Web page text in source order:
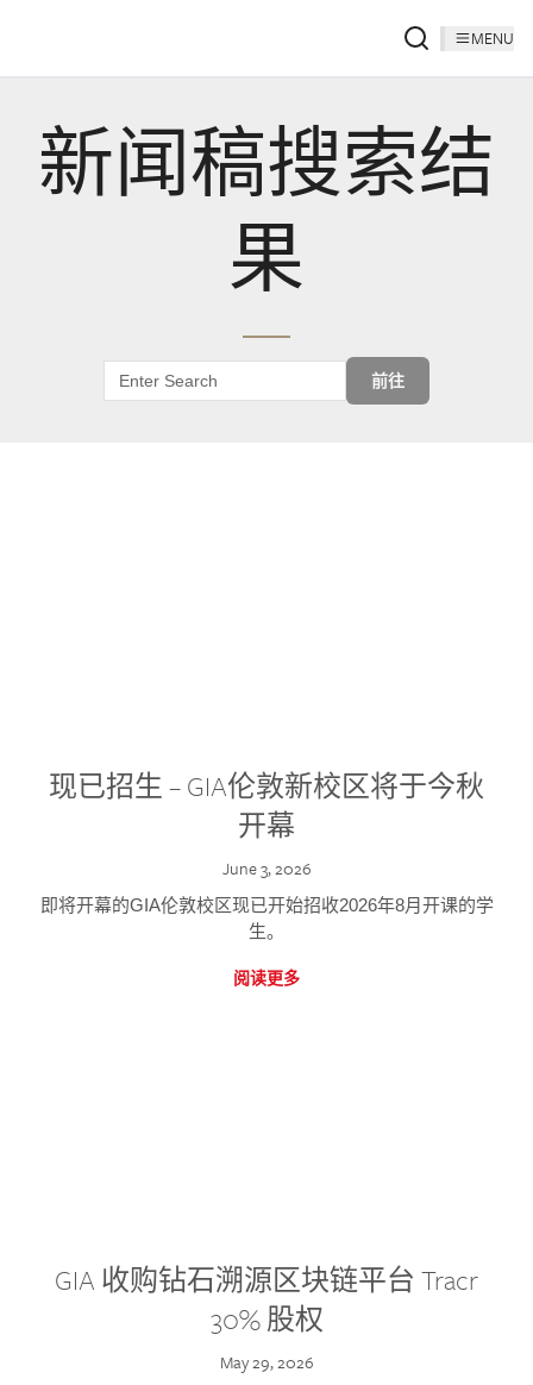
MENU
新闻稿搜索结
果
前往
现已招生 – GIA伦敦新校区将于今秋
开幕
June 3, 2026
即将开幕的GIA伦敦校区现已开始招收2026年8月开课的学
生。
阅读更多
GIA 收购钻石溯源区块链平台 Tracr
30% 股权
May 29, 2026